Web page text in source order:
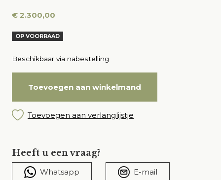
€ 2.300,00
OP VOORRAAD
Beschikbaar via nabestelling
Toevoegen aan winkelmand
Toevoegen aan verlanglijstje
Heeft u een vraag?
Whatsapp E-mail